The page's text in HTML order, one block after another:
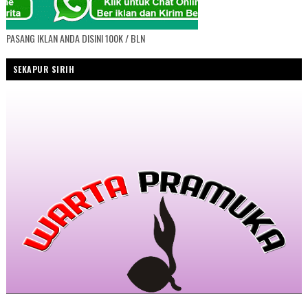
PASANG IKLAN ANDA DISINI 100K / BLN
SEKAPUR SIRIH